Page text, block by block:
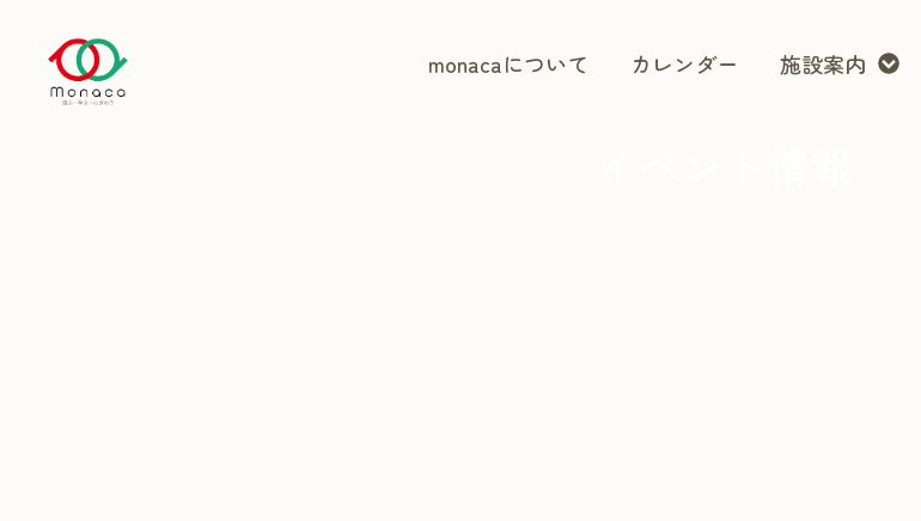
monacaについて カレンダー 施設案内